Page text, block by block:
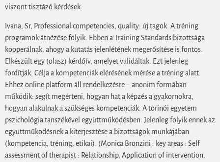
viszont tisztázó kérdések.
Ivana, Sr, Professional competencies, quality: új tagok. A tréning
programok átnézése folyik. Ebben a Training Standards bizottsága
kooperálnak, ahogy a kutatás jelenlétének megerősítése is fontos.
Elkészült egy (olasz) kérdőív, amelyet validáltak. Ezt jelenleg
fordítják. Célja a kompetenciák elérésének mérése a tréning alatt.
Ehhez online platform áll rendelkezésre – anonim formában
működik: segít megérteni, hogyan hat a képzés a gyakornokra,
hogyan alakulnak a szükséges kompetenciák. A torinói egyetem
pszichológia tanszékével együttműködésben. Jelenleg folyik ennek az
együttműködésnek a kiterjesztése a bizottságok munkájában
(kompetencia, tréning, etikai). (Monica Bronzini : key areas : Self
assessment of therapist : Relationship, Application of intervention,